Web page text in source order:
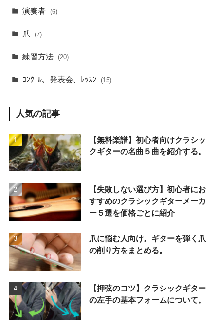
演奏者 (6)
爪 (7)
練習方法 (20)
ｺﾝｸｰﾙ、発表会、ﾚｯｽﾝ (15)
人気の記事
【無料楽譜】初心者向けクラシッ
クギターの名曲５曲を紹介する。
【失敗しない選び方】初心者にお
すすめのクラシックギターメーカ
ー５選を価格ごとに紹介
爪に悩む人向け。ギターを弾く爪
の削り方をまとめる。
【押弦のコツ】クラシックギター
の左手の基本フォームについて。